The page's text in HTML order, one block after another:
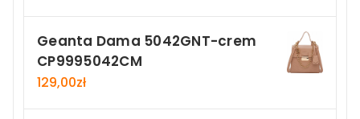
Geanta Dama 5042GNT-crem
CP9995042CM
129,00zł